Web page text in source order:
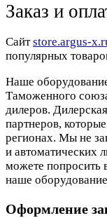
Заказ и
Cайтstore.argus-
популярных
Наше
Таможенного
дилеров.
партнеров,
регионах. Мы не
и автоматических
можете попросить
наше
Оформление